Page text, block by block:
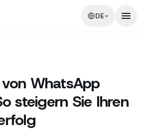
DE
WhatsApp
steigern Sie Ihren